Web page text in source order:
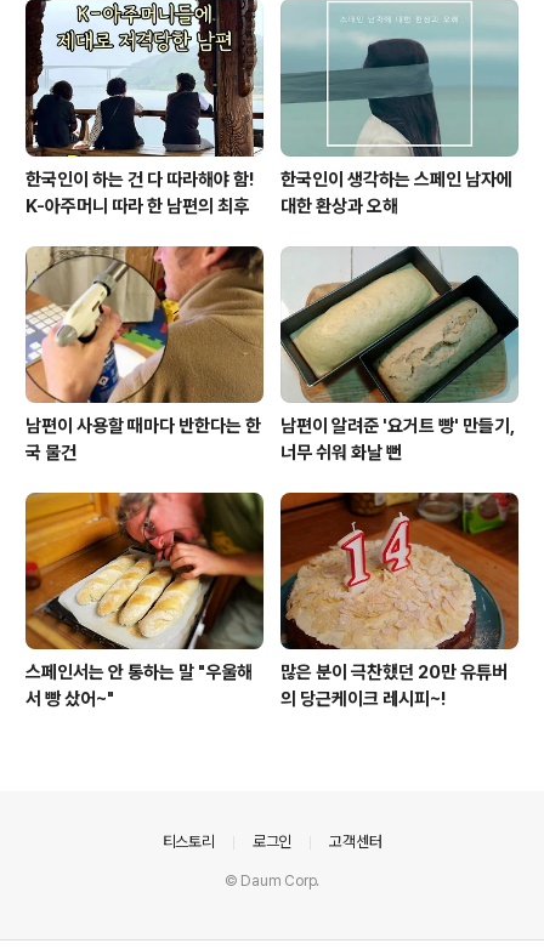
한국인이 하는 건 다 따라해야 함!
K-아주머니 따라 한 남편의 최후
한국인이 생각하는 스페인 남자에
대한 환상과 오해
남편이 사용할 때마다 반한다는 한
국 물건
남편이 알려준 '요거트 빵' 만들기,
너무 쉬워 화날 뻔
스페인서는 안 통하는 말 "우울해
서 빵 샀어~"
많은 분이 극찬했던 20만 유튜버
의 당근케이크 레시피~!
티스토리 로그인 고객센터
© Daum Corp.